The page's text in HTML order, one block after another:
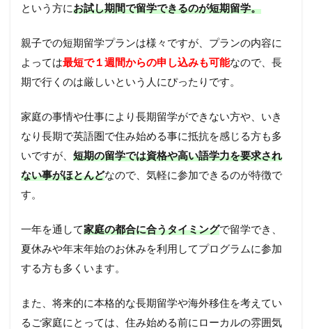
という方にお試し期間で留学できるのが短期留学。
親子での短期留学プランは様々ですが、プランの内容に
よっては最短で１週間からの申し込みも可能なので、長
期で行くのは厳しいという人にぴったりです。
家庭の事情や仕事により長期留学ができない方や、いき
なり長期で英語圏で住み始める事に抵抗を感じる方も多
いですが、 短期の留学では資格や高い語学力を要求され
ない事がほとんどなので、気軽に参加できるのが特徴で
す。
一年を通して家庭の都合に合うタイミングで留学でき、
夏休みや年末年始のお休みを利用してプログラムに参加
する方も多くいます。
また、将来的に本格的な長期留学や海外移住を考えてい
るご家庭にとっては、住み始める前にローカルの雰囲気